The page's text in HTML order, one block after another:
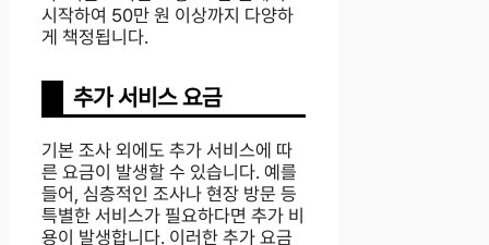
시작하여 50만 원 이상까지 다양하
게 책정됩니다.
추가 서비스 요금
기본 조사 외에도 추가 서비스에 따
른 요금이 발생할 수 있습니다. 예를
들어, 심층적인 조사나 현장 방문 등
특별한 서비스가 필요하다면 추가 비
용이 발생합니다. 이러한 추가 요금